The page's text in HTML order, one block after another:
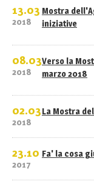
13.03
2018
Mostra
iniziative
08.03
2018
Verso la
marzo 2018
02.03
2018
La Mostra
23.10
2017
Fa' la cosa